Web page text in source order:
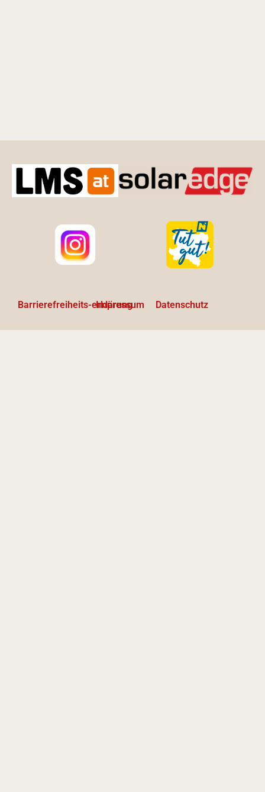
Barrierefreiheits-erklärung
Impressum Datenschutz